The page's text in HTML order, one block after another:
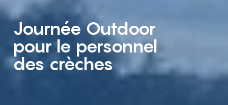
Journée Outdoor
pour le personnel
des crèches